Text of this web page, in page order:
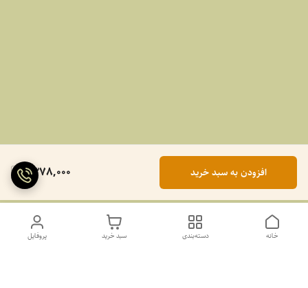
1,378,000 افزودن به سبد خرید
پروفایل سبد خرید دسته‌بندی خانه